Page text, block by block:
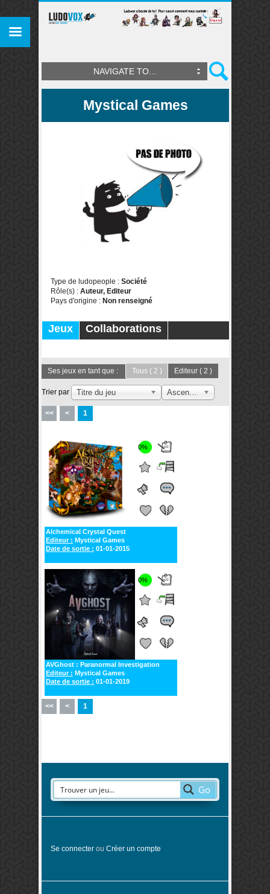
NAVIGATE TO...
Mystical Games
Type de ludopeople : Société
Rôle(s) : Auteur, Editeur
Pays d'origine : Non renseigné
Jeux
Collaborations
Ses jeux en tant que : Tous ( 2 ) Editeur ( 2 )
Trier par Titre du jeu
<< < 1
0%
Alchemical Crystal Quest
Editeur : Mystical Games
Date de sortie : 01-01-2015
0%
AVGhost : Paranormal Investigation
Editeur : Mystical Games
Date de sortie : 01-01-2019
<< < 1
Go
Se connecter ou Créer un compte